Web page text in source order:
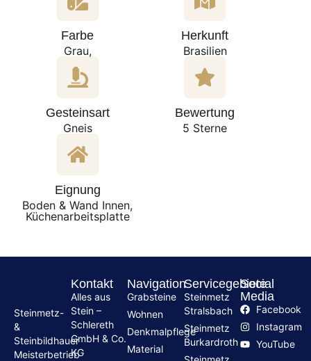
Farbe
Grau,
Herkunft
Brasilien
Gesteinsart
Gneis
Bewertung
5 Sterne
Eignung
Boden & Wand Innen,
Küchenarbeitsplatte
Steinmetz-
&
Steinbildhauer
Meisterbetrieb
Kontakt
Alles aus
Stein –
Schlereth
GmbH & Co.
KG
Navigation
Grabsteine
Wohnen
Denkmalpflege
Material
Servicegebiete
Steinmetz
Stralsbach
Steinmetz
Burkardroth
Social
Media
Facebook
Instagram
YouTube